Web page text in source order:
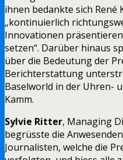
ihnen bedankte sich René
„kontinuierlich
Innovationen
setzen“. Darüber hinaus
über die Bedeutung der
Berichterstattung
Baselworld in der Uhren-
Kamm.
Sylvie Ritter, Managing
begrüsste die
Journalisten, welche die